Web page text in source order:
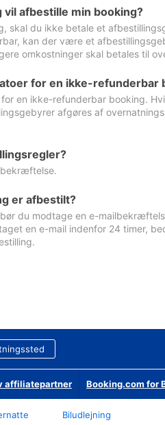
vil afbestille min booking?
skal du ikke betale et
kan der være et
omkostninger skal betales til
for en ikke-refunderbar
en ikke-refunderbar booking.
afgøres af
er afbestilt?
du modtage en e-
en e-mail indenfor 24 timer,
affiliatepartner Booking.com for
Biludlejning